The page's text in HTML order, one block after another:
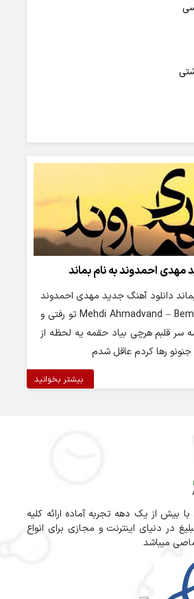
مهدی احمدوند به نام بماند
دانلود آهنگ جدید مهدی احمدوند
به نام بماند Mehdi Ahmadvand – Bemanad تو رفتی و
قلبم هرچی بیاد حقمه یه لحظه از
رها کردم عاقل شدم
بیشتر بخوانید
بیش از یک دهه تجربه آماده ارائه کلیه
در دنیای اینترنت و مجازی برای انواع
میباشد